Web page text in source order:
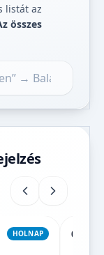
listát az
összes
HOLNAP 08. 11.